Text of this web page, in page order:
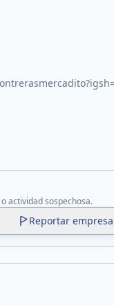
actividad sospechosa.
Reportar empresa